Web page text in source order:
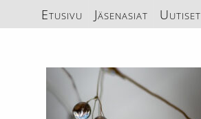
Etusivu Jäsenasiat Uutiset